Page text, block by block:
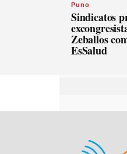
Puno
Sindicatos
Zeballos
EsSalud